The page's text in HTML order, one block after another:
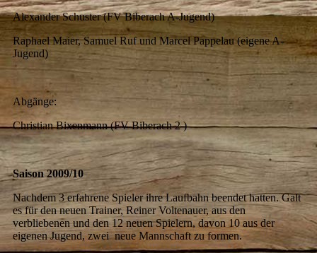
Alexander Schuster (FV Biberach A-Jugend)
Raphael Maier, Samuel Ruf und Marcel Pappelau (eigene A-
Jugend)
Abgänge:
Christian Bixenmann (FV Biberach 2 )
Saison 2009/10
Nachdem 3 erfahrene Spieler ihre Laufbahn beendet hatten. Galt
es für den neuen Trainer, Reiner Voltenauer, aus den
verbliebenen und den 12 neuen Spielern, davon 10 aus der
eigenen Jugend, zwei neue Mannschaft zu formen.